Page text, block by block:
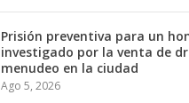
Prisión preventiva para un
investigado por la venta de
menudeo en la ciudad
Ago 5, 2026